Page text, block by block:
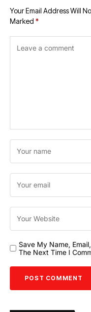
Your Email Address Will
Marked *
Save My Name,
The Next Time I